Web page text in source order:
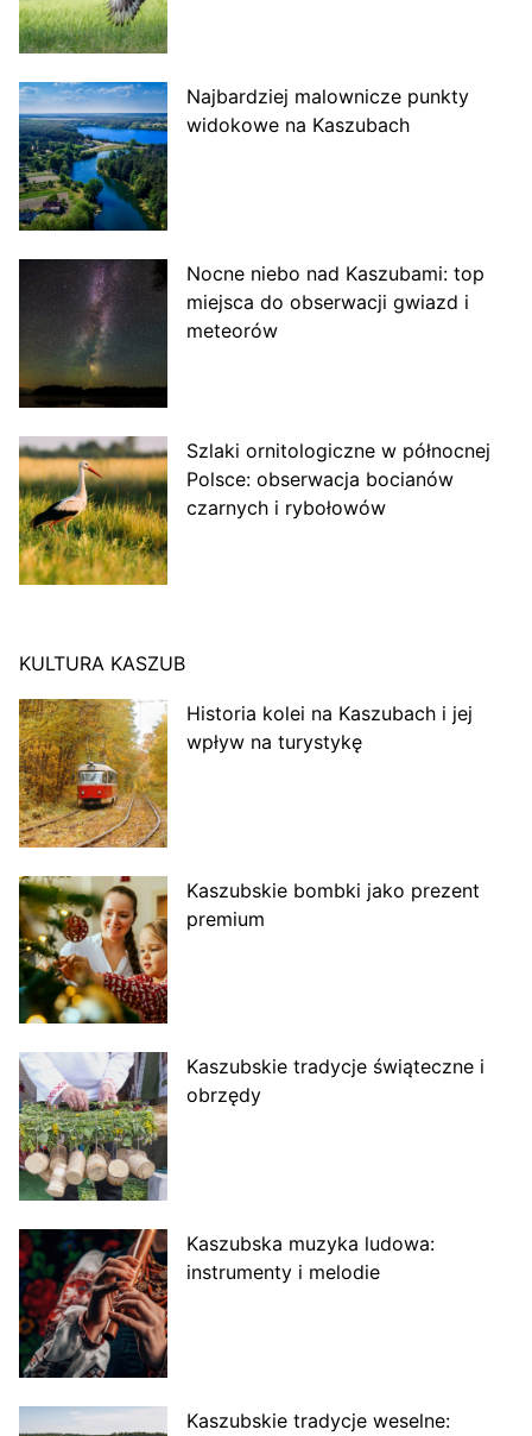
Najbardziej malownicze punkty
widokowe na Kaszubach
Nocne niebo nad Kaszubami: top
miejsca do obserwacji gwiazd i
meteorów
Szlaki ornitologiczne w północnej
Polsce: obserwacja bocianów
czarnych i rybołowów
KULTURA KASZUB
Historia kolei na Kaszubach i jej
wpływ na turystykę
Kaszubskie bombki jako prezent
premium
Kaszubskie tradycje świąteczne i
obrzędy
Kaszubska muzyka ludowa:
instrumenty i melodie
Kaszubskie tradycje weselne: